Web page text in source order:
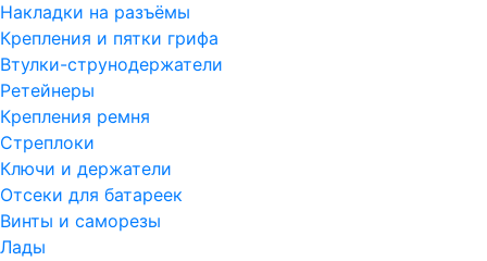
Накладки на разъёмы
Крепления и пятки грифа
Втулки-струнодержатели
Ретейнеры
Крепления ремня
Стреплоки
Ключи и держатели
Отсеки для батареек
Винты и саморезы
Лады